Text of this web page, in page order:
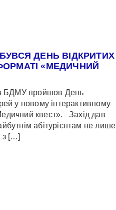
ДЕНЬ ВІДКРИТИХ
«МЕДИЧНИЙ
БДМУ пройшов День
у новому інтерактивному
квест». Захід дав
абітурієнтам не лише
з […]